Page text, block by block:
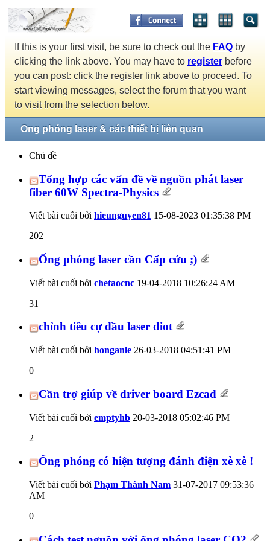
If this is your first visit, be sure to check out the FAQ by
clicking the link above. You may have to register before
you can post: click the register link above to proceed. To
start viewing messages, select the forum that you want
to visit from the selection below.
Ống phóng laser & các thiết bị liên quan
Chủ đề
Tổng hợp các vấn đề về nguồn phát laser
fiber 60W Spectra-Physics
Viết bài cuối bởi hieunguyen81 15-08-2023 01:35:38 PM
202
Ống phóng laser cần Cấp cứu ;)
Viết bài cuối bởi chetaocnc 19-04-2018 10:26:24 AM
31
chỉnh tiêu cự đầu laser diot
Viết bài cuối bởi honganle 26-03-2018 04:51:41 PM
0
Cần trợ giúp về driver board Ezcad
Viết bài cuối bởi emptyhb 20-03-2018 05:02:46 PM
2
Ống phóng có hiện tượng đánh điện xè xè !
Viết bài cuối bởi Phạm Thành Nam 31-07-2017 09:53:36
AM
0